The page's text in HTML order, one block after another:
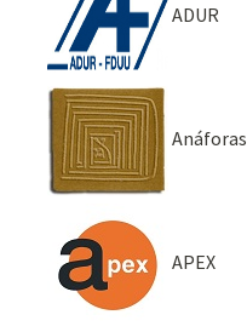
ADUR
Anáforas
APEX